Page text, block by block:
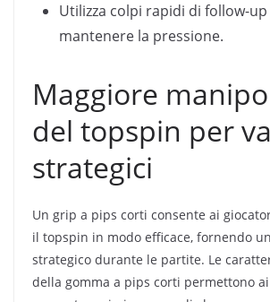
Utilizza colpi rapidi di follow-
mantenere la pressione.
Maggiore
del topspin per
strategici
Un grip a pips corti consente ai
il topspin in modo efficace, fornendo
strategico durante le partite. Le
della gomma a pips corti permettono